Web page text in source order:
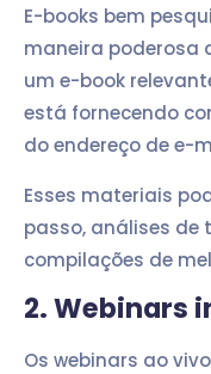
E-books bem
maneira poderosa
um e-book
está fornecendo
do endereço de e-
Esses materiais
passo, análises de
compilações de
2. Webinars
Os webinars ao